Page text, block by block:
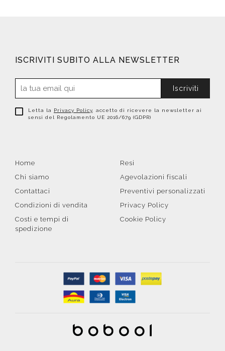
ISCRIVITI SUBITO ALLA NEWSLETTER
Iscriviti
Letta la Privacy Policy , accetto di ricevere la newsletter ai
sensi del Regolamento UE 2016/679 (GDPR)
Home
Chi siamo
Contattaci
Condizioni di vendita
Costi e tempi di
spedizione
Resi
Agevolazioni fiscali
Preventivi personalizzati
Privacy Policy
Cookie Policy